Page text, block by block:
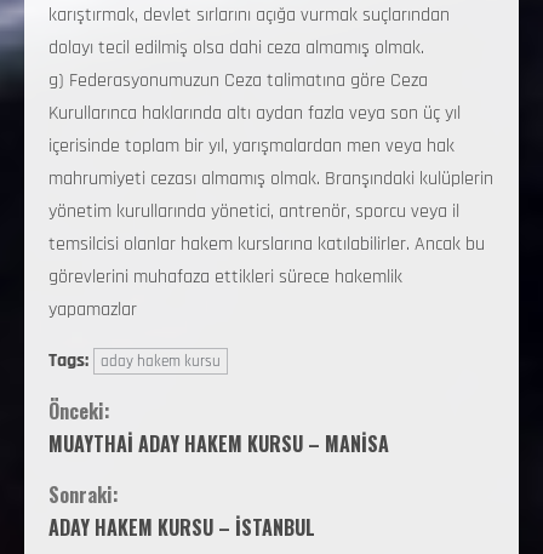
karıştırmak, devlet sırlarını açığa vurmak suçlarından
dolayı tecil edilmiş olsa dahi ceza almamış olmak.
g) Federasyonumuzun Ceza talimatına göre Ceza
Kurullarınca haklarında altı aydan fazla veya son üç yıl
içerisinde toplam bir yıl, yarışmalardan men veya hak
mahrumiyeti cezası almamış olmak. Branşındaki kulüplerin
yönetim kurullarında yönetici, antrenör, sporcu veya il
temsilcisi olanlar hakem kurslarına katılabilirler. Ancak bu
görevlerini muhafaza ettikleri sürece hakemlik
yapamazlar
Tags:
aday hakem kursu
Önceki:
MUAYTHAİ ADAY HAKEM KURSU – MANİSA
Sonraki:
ADAY HAKEM KURSU – İSTANBUL